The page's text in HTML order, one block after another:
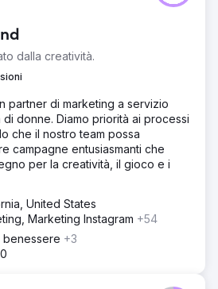
dalla creatività.
partner di marketing a servizio
donne. Diamo priorità ai processi
che il nostro team possa
campagne entusiasmanti che
per la creatività, il gioco e i
United States
Marketing Instagram +54
benessere +3